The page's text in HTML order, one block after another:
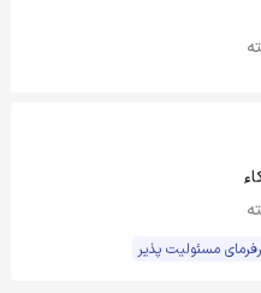
مسئولیت پذیر